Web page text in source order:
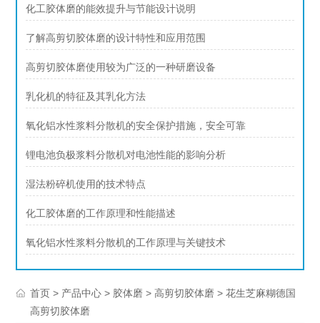
化工胶体磨的能效提升与节能设计说明
了解高剪切胶体磨的设计特性和应用范围
高剪切胶体磨使用较为广泛的一种研磨设备
乳化机的特征及其乳化方法
氧化铝水性浆料分散机的安全保护措施，安全可靠
锂电池负极浆料分散机对电池性能的影响分析
湿法粉碎机使用的技术特点
化工胶体磨的工作原理和性能描述
氧化铝水性浆料分散机的工作原理与关键技术
首页 > 产品中心 > 胶体磨 >高剪切胶体磨 > 花生芝麻糊德国
高剪切胶体磨